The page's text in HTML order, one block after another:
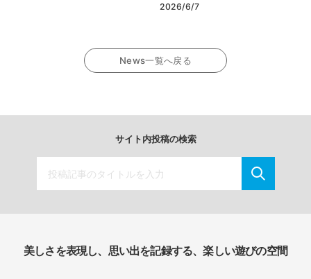
2026/6/7
News一覧へ戻る
サイト内投稿の検索
美しさを表現し、思い出を記録する、楽しい遊びの空間